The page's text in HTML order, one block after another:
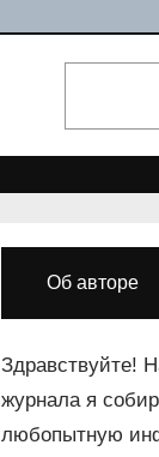
Об авторе
Здравствуйте!
журнала я
любопытную